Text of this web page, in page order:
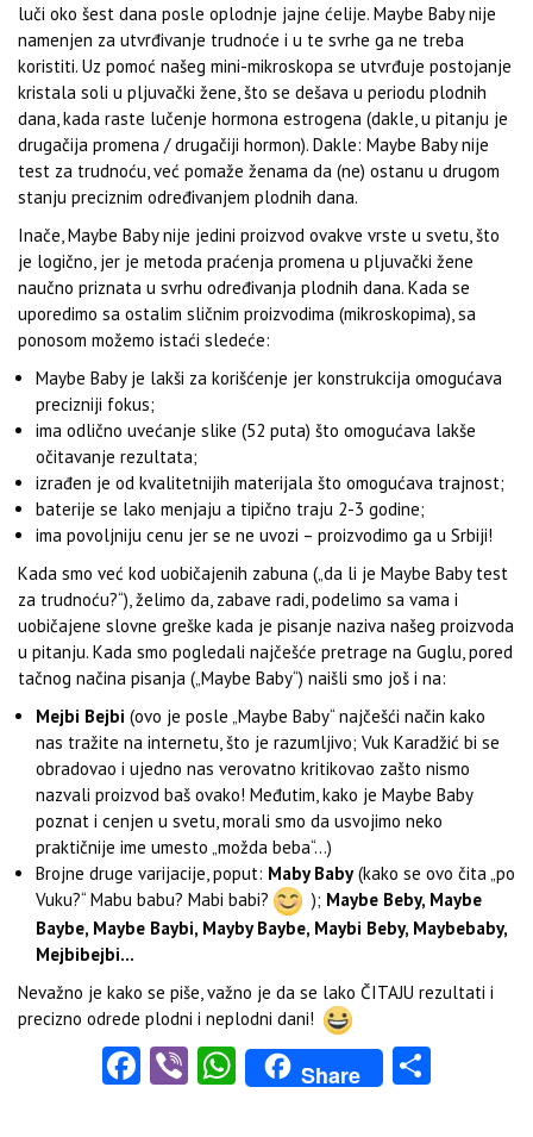
luči oko šest dana posle oplodnje jajne ćelije. Maybe Baby nije
namenjen za utvrđivanje trudnoće i u te svrhe ga ne treba
koristiti. Uz pomoć našeg mini-mikroskopa se utvrđuje postojanje
kristala soli u pljuvački žene, što se dešava u periodu plodnih
dana, kada raste lučenje hormona estrogena (dakle, u pitanju je
drugačija promena / drugačiji hormon). Dakle: Maybe Baby nije
test za trudnoću, već pomaže ženama da (ne) ostanu u drugom
stanju preciznim određivanjem plodnih dana.
Inače, Maybe Baby nije jedini proizvod ovakve vrste u svetu, što
je logično, jer je metoda praćenja promena u pljuvački žene
naučno priznata u svrhu određivanja plodnih dana. Kada se
uporedimo sa ostalim sličnim proizvodima (mikroskopima), sa
ponosom možemo istaći sledeće:
Maybe Baby je lakši za korišćenje jer konstrukcija omogućava
precizniji fokus;
ima odlično uvećanje slike (52 puta) što omogućava lakše
očitavanje rezultata;
izrađen je od kvalitetnijih materijala što omogućava trajnost;
baterije se lako menjaju a tipično traju 2-3 godine;
ima povoljniju cenu jer se ne uvozi – proizvodimo ga u Srbiji!
Kada smo već kod uobičajenih zabuna („da li je Maybe Baby test
za trudnoću?“), želimo da, zabave radi, podelimo sa vama i
uobičajene slovne greške kada je pisanje naziva našeg proizvoda
u pitanju. Kada smo pogledali najčešće pretrage na Guglu, pored
tačnog načina pisanja („Maybe Baby“) naišli smo još i na:
Mejbi Bejbi (ovo je posle „Maybe Baby“ najčešći način kako
nas tražite na internetu, što je razumljivo; Vuk Karadžić bi se
obradovao i ujedno nas verovatno kritikovao zašto nismo
nazvali proizvod baš ovako! Međutim, kako je Maybe Baby
poznat i cenjen u svetu, morali smo da usvojimo neko
praktičnije ime umesto „možda beba“…)
Brojne druge varijacije, poput: Maby Baby(kako se ovo čita „po
Vuku?“ Mabu babu? Mabi babi?
); Maybe Beby, Maybe
Baybe, Maybe Baybi, Mayby Baybe, Maybi Beby, Maybebaby,
Mejbibejbi…
Nevažno je kako se piše, važno je da se lako ČITAJU rezultati i
precizno odrede plodni i neplodni dani!
Facebook
ViberWhatsApp
Share